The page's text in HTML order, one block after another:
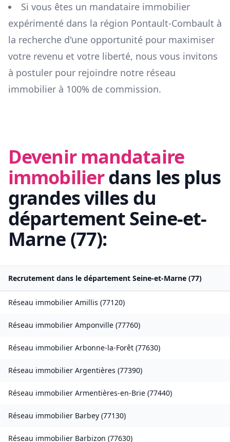
Si vous êtes un mandataire immobilier
expérimenté dans la région Pontault-Combault à
la recherche d'une opportunité pour maximiser
votre revenu et votre liberté, nous vous invitons
à postuler pour rejoindre notre réseau
immobilier à 100% de commission.
Devenir mandataire
immobilierdans les plus
grandes villes du
départementSeine-et-
Marne (77):
Recrutement dans le département Seine-et-Marne (77)
Réseau immobilier Amillis (77120)
Réseau immobilier Amponville (77760)
Réseau immobilier Arbonne-la-Forêt (77630)
Réseau immobilier Argentières (77390)
Réseau immobilier Armentières-en-Brie (77440)
Réseau immobilier Barbey (77130)
Réseau immobilier Barbizon (77630)